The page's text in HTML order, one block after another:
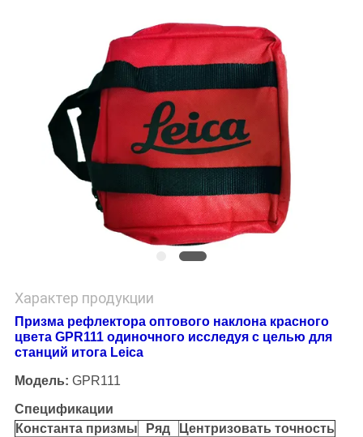
Характер продукции
Призма рефлектора оптового наклона красного
цвета GPR111 одиночного исследуя с целью для
станций итога Leica
Модель: GPR111
Спецификации
Константа призмы
Ряд
Центризовать точность